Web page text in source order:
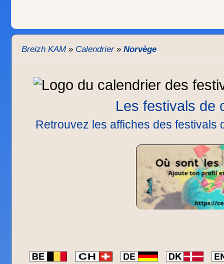
Breizh KAM » Calendrier» Norvège
Les festivals de
Retrouvez les affiches des festivals